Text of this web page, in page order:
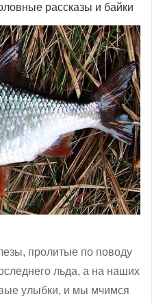
рассказы и байки
пролитые по поводу
льда, а на наших
улыбки, и мы мчимся